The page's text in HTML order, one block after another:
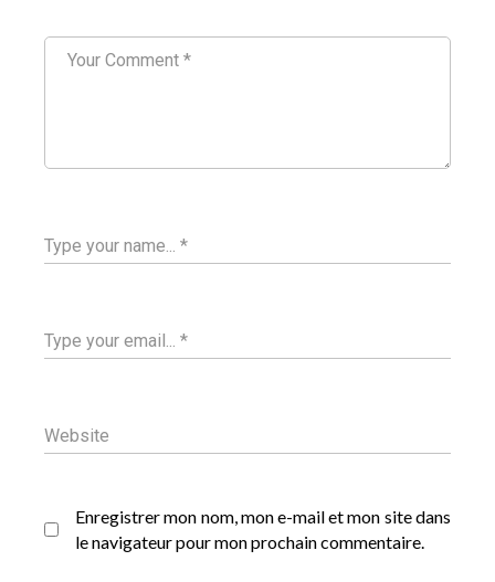
Enregistrer mon nom, mon e-mail et mon site dans
le navigateur pour mon prochain commentaire.